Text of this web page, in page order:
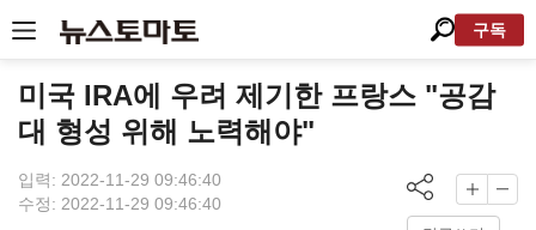
구독
미국 IRA에 우려 제기한 프랑스 "공감
대 형성 위해 노력해야"
입력: 2022-11-29 09:46:40
수정: 2022-11-29 09:46:40